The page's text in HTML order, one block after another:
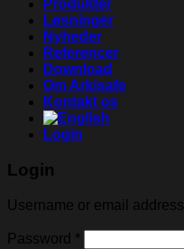
Produkter
Løsninger
Nyheder
Referencer
Download
Om Arkisafe
Kontakt os
Login
Login
Username or email address
Password *